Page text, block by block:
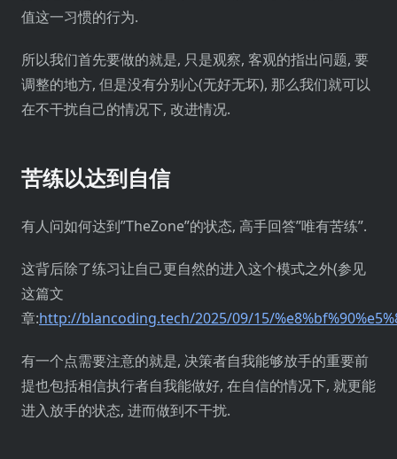
值这一习惯的行为.
所以我们首先要做的就是, 只是观察, 客观的指出问题, 要
调整的地方, 但是没有分别心(无好无坏), 那么我们就可以
在不干扰自己的情况下, 改进情况.
苦练以达到自信
有人问如何达到”TheZone”的状态, 高手回答”唯有苦练”.
这背后除了练习让自己更自然的进入这个模式之外(参见
这篇文
章:http://blancoding.tech/2025/09/15/
有一个点需要注意的就是, 决策者自我能够放手的重要前
提也包括相信执行者自我能做好, 在自信的情况下, 就更能
进入放手的状态, 进而做到不干扰.